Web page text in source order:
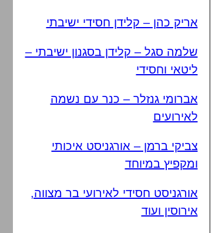
אריק כהן – קלידן חסידי ישיבתי
שלמה סגל – קלידן בסגנון ישיבתי –
ליטאי וחסידי
אברומי גנזלר – כנר עם נשמה
לאירועים
צביקי ברמן – אורגניסט איכותי
ומקפיץ במיוחד
אורגניסט חסידי לאירועי בר מצווה,
אירוסין ועוד